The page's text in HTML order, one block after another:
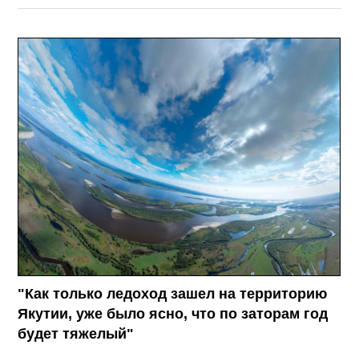
"Как только ледоход зашел на территорию
Якутии, уже было ясно, что по заторам год
будет тяжелый"